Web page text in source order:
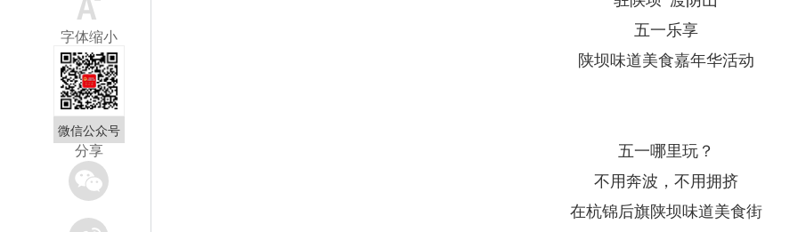
字体缩小
微信公众号
分享
五一乐享
陕坝味道美食嘉年华活动
五一哪里玩？
不用奔波，不用拥挤
在杭锦后旗陕坝味道美食街